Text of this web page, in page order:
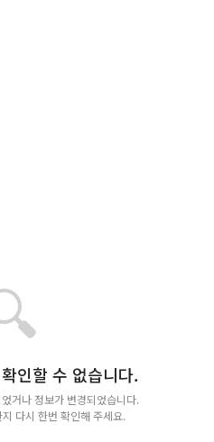
인할 수 없습니다.
거나 정보가 변경되었습니다.
다시 한번 확인해 주세요.